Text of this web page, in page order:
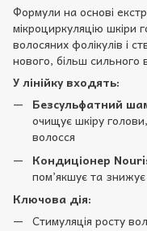
Формули на основі
мікроциркуляцію
волосяних фолікулів і
нового, більш сильного
У лінійку входять:
Безсульфатний
очищує шкіру
волосся
Кондиціонер
пом’якшує та знижує
Ключова дія:
Стимуляція росту